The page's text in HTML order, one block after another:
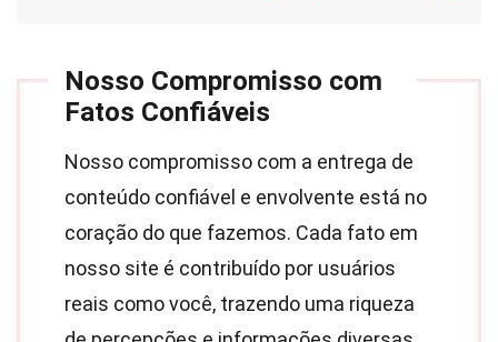
Nosso Compromisso com
Fatos Confiáveis
Nosso compromisso com a entrega de
conteúdo confiável e envolvente está no
coração do que fazemos. Cada fato em
nosso site é contribuído por usuários
reais como você, trazendo uma riqueza